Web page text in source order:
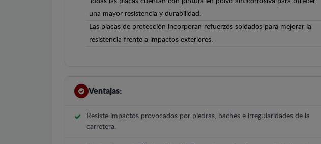
una mayor resistencia y durabilidad.
Las placas de protección incorporan refuerzos soldados para mejorar la
resistencia frente a impactos exteriores.
Ventajas:
Resiste impactos provocados por piedras, baches e irregularidades de la
carretera.